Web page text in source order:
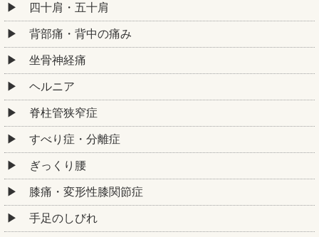
四十肩・五十肩
背部痛・背中の痛み
坐骨神経痛
ヘルニア
脊柱管狭窄症
すべり症・分離症
ぎっくり腰
膝痛・変形性膝関節症
手足のしびれ